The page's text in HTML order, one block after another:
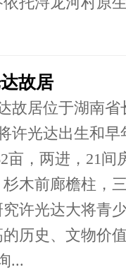
故居
故居位于湖南
许光达出生和
亩，两进，21间
木前廊檐柱，
许光达大将青
历史、文物价
...